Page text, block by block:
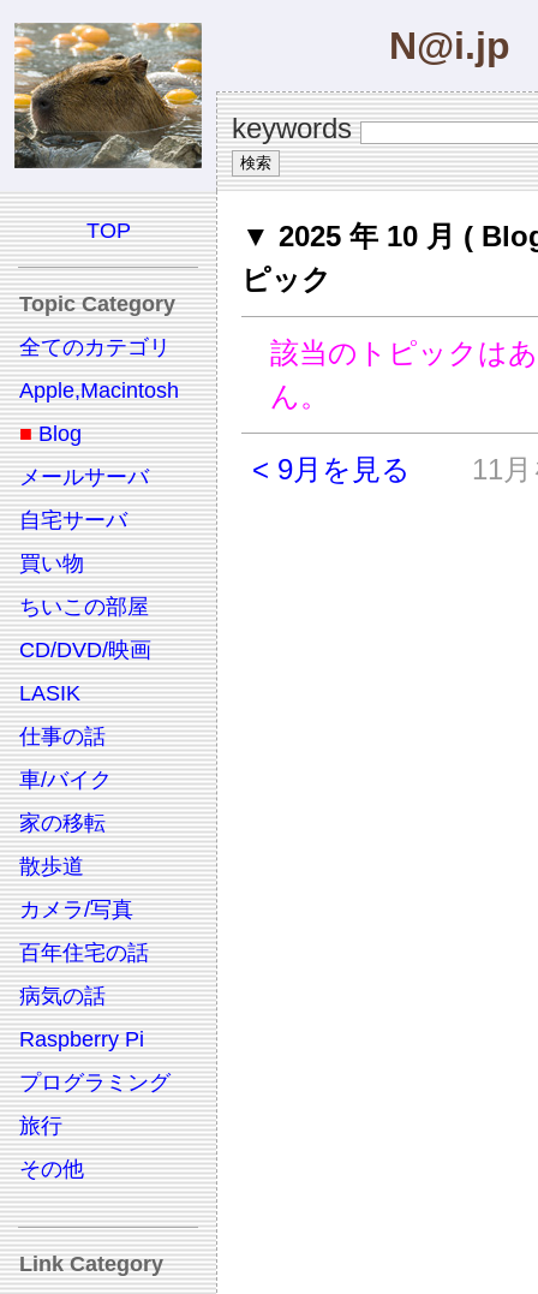
N@i.jp
keywords
TOP
Topic Category
全てのカテゴリ
Apple,Macintosh
■ Blog
メールサーバ
自宅サーバ
買い物
ちいこの部屋
CD/DVD/映画
LASIK
仕事の話
車/バイク
家の移転
散歩道
カメラ/写真
百年住宅の話
病気の話
Raspberry Pi
プログラミング
旅行
その他
Link Category
▼ 2025 年 10 月 (
ピック
該当のトピックは
ん。
< 9月を見る 11